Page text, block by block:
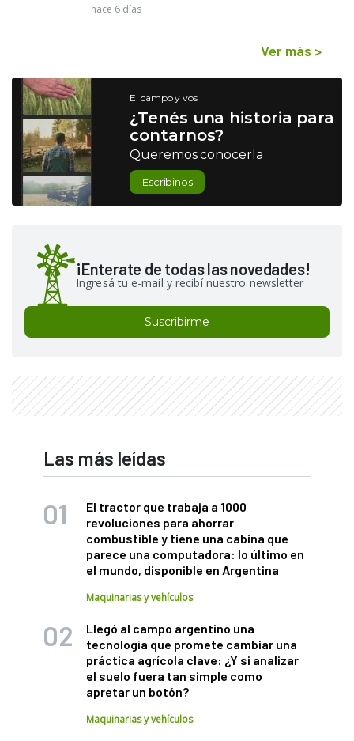
hace 6 días
Ver más >
El campo y vos
¿Tenés una historia para
contarnos?
Queremos conocerla
Escribinos
¡Enterate de todas las novedades!
Ingresá tu e-mail y recibí nuestro newsletter
Suscribirme
Las más leídas
El tractor que trabaja a 1000
revoluciones para ahorrar
combustible y tiene una cabina que
parece una computadora: lo último en
el mundo, disponible en Argentina
Maquinarias y vehículos
Llegó al campo argentino una
tecnología que promete cambiar una
práctica agrícola clave: ¿Y si analizar
el suelo fuera tan simple como
apretar un botón?
Maquinarias y vehículos